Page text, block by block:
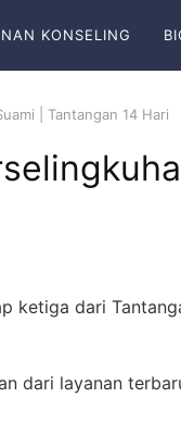
KONSELING
| Tantangan 14 Hari
ketiga dari
dari layanan